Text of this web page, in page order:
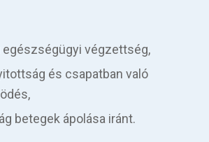
egészségügyi végzettség,
és csapatban való
betegek ápolása iránt.